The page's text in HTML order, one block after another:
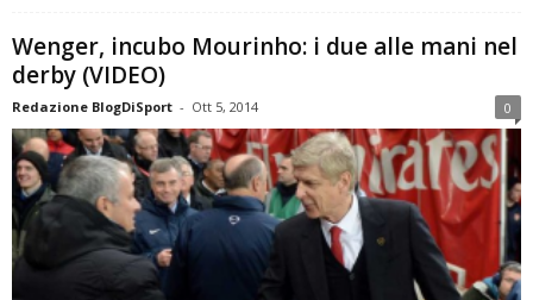
Wenger, incubo Mourinho: i due alle mani nel
derby (VIDEO)
Redazione BlogDiSport - Ott 5, 2014 0